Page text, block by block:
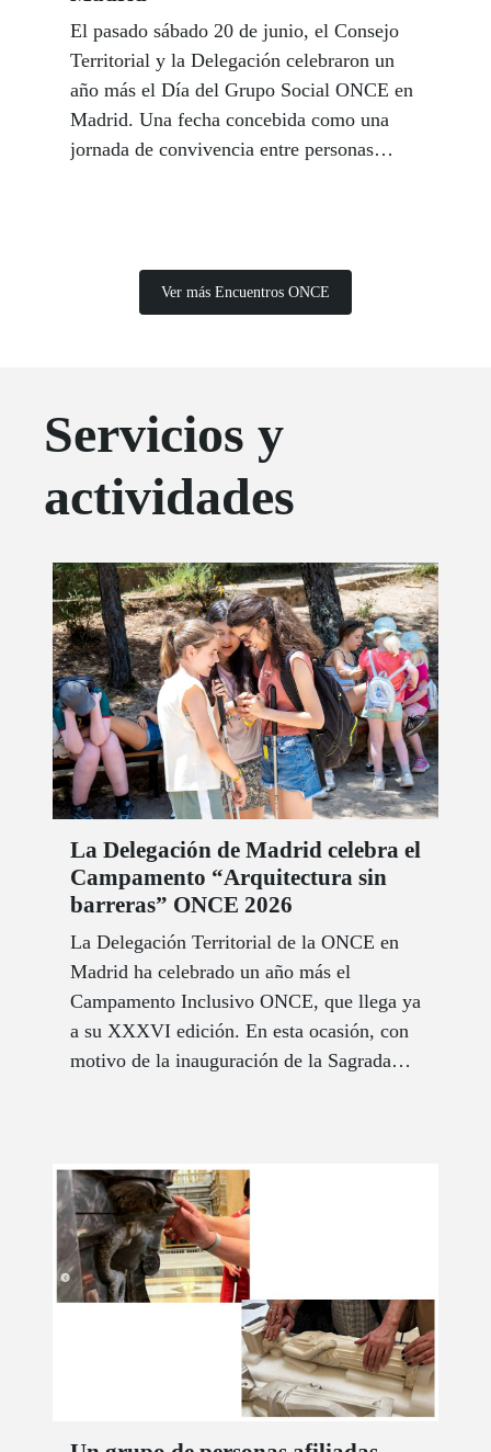
El pasado sábado 20 de junio, el Consejo
Territorial y la Delegación celebraron un
año más el Día del Grupo Social ONCE en
Madrid. Una fecha concebida como una
jornada de convivencia entre personas
Ver más Encuentros ONCE
Servicios y
actividades
La Delegación de Madrid celebra el
Campamento “Arquitectura sin
barreras” ONCE 2026
La Delegación Territorial de la ONCE en
Madrid ha celebrado un año más el
Campamento Inclusivo ONCE, que llega ya
a su XXXVI edición. En esta ocasión, con
motivo de la inauguración de la Sagrada